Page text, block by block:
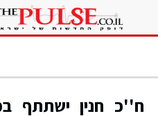
ח''כ חנין ישתתף